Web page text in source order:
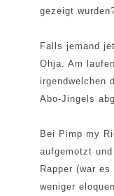
gezeigt
Falls jemand
Ohja. Am
irgendwelchen
Abo-Jingels
Bei Pimp my
aufgemotzt
Rapper (war
weniger